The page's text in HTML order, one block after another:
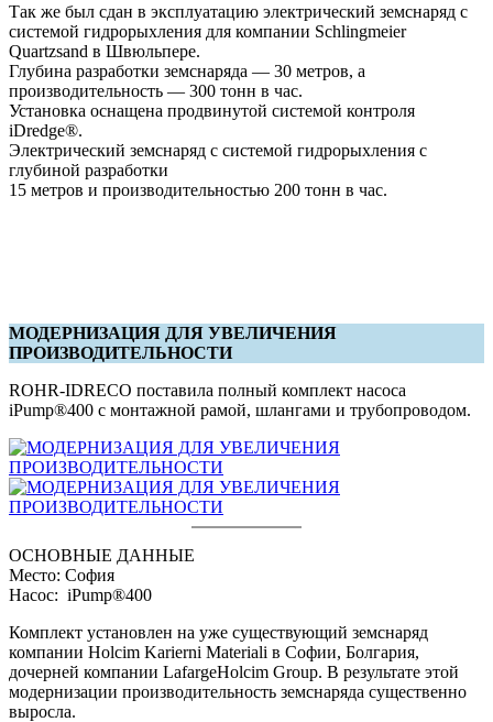
Так же был сдан в эксплуатацию электрический земснаряд с
системой гидрорыхления для компании Schlingmeier
Quartzsand в Швюльпере.
Глубина разработки земснаряда — 30 метров, а
производительность — 300 тонн в час.
Установка оснащена продвинутой системой контроля
iDredge®.
Электрический земснаряд с системой гидрорыхления с
глубиной разработки
15 метров и производительностью 200 тонн в час.
МОДЕРНИЗАЦИЯ ДЛЯ УВЕЛИЧЕНИЯ
ПРОИЗВОДИТЕЛЬНОСТИ
ROHR-IDRECO поставила полный комплект насоса
iPump®400 с монтажной рамой, шлангами и трубопроводом.
ОСНОВНЫЕ ДАННЫЕ
Место: Cофия
Насос: iPump®400
Комплект установлен на уже существующий земснаряд
компании Holcim Karierni Materiali в Софии, Болгария,
дочерней компании LafargeHolcim Group. В результате этой
модернизации производительность земснаряда существенно
выросла.